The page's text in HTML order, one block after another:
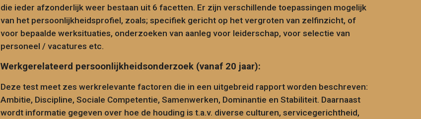
die ieder afzonderlijk weer bestaan uit 6 facetten. Er zijn verschillende toepassingen mogelijk
van het persoonlijkheidsprofiel, zoals; specifiek gericht op het vergroten van zelfinzicht, of
voor bepaalde werksituaties, onderzoeken van aanleg voor leiderschap, voor selectie van
personeel / vacatures etc.
Werkgerelateerd persoonlijkheidsonderzoek (vanaf 20 jaar):
Deze test meet zes werkrelevante factoren die in een uitgebreid rapport worden beschreven:
Ambitie, Discipline, Sociale Competentie, Samenwerken, Dominantie en Stabiliteit. Daarnaast
wordt informatie gegeven over hoe de houding is t.a.v. diverse culturen, servicegerichtheid,